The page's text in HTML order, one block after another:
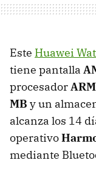
Este Huawei
tiene pantalla
procesador
MB y un
alcanza los 14
operativo
mediante